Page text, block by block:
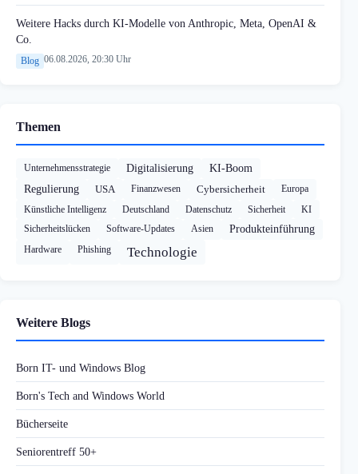
Weitere Hacks durch KI-Modelle von Anthropic, Meta, OpenAI &
Co.
Blog 06.08.2026, 20:30 Uhr
Themen
Unternehmensstrategie Digitalisierung
KI-Boom
Regulierung
USA Finanzwesen Cybersicherheit
Europa
Künstliche Intelligenz
Deutschland Datenschutz Sicherheit
KI
Sicherheitslücken
Software-Updates Asien Produkteinführung
Hardware Phishing Technologie
Weitere Blogs
Born IT- und Windows Blog
Born's Tech and Windows World
Bücherseite
Seniorentreff 50+